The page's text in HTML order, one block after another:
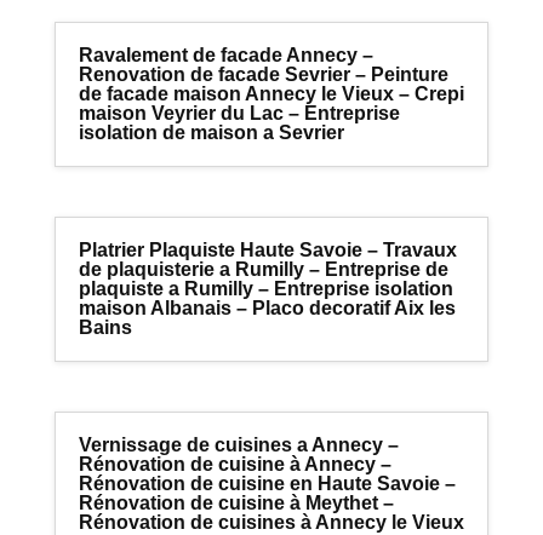
Ravalement de facade Annecy –
Renovation de facade Sevrier – Peinture
de facade maison Annecy le Vieux – Crepi
maison Veyrier du Lac – Entreprise
isolation de maison a Sevrier
Platrier Plaquiste Haute Savoie – Travaux
de plaquisterie a Rumilly – Entreprise de
plaquiste a Rumilly – Entreprise isolation
maison Albanais – Placo decoratif Aix les
Bains
Vernissage de cuisines a Annecy –
Rénovation de cuisine à Annecy –
Rénovation de cuisine en Haute Savoie –
Rénovation de cuisine à Meythet –
Rénovation de cuisines à Annecy le Vieux